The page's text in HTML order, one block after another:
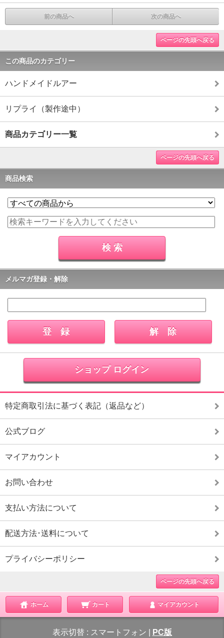
前の商品へ 次の商品へ
ページの先頭へ戻る
この商品のカテゴリー
ハンドメイドルアー
リプライ（製作途中）
商品カテゴリー一覧
ページの先頭へ戻る
商品検索
メルマガ登録・解除
ショップ ログイン
特定商取引法に基づく表記（返品など）
公式ブログ
マイアカウント
お問い合わせ
支払い方法について
配送方法･送料について
プライバシーポリシー
ページの先頭へ戻る
ホーム カート マイアカウント
表示切替 : スマートフォン PC版